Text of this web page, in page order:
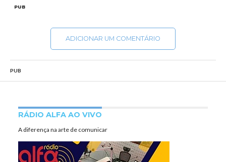
PUB
ADICIONAR UM COMENTÁRIO
PUB
RÁDIO ALFA AO VIVO
A diferença na arte de comunicar